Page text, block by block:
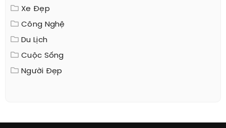
Xe Đẹp
Công Nghệ
Du Lịch
Cuộc Sống
Người Đẹp